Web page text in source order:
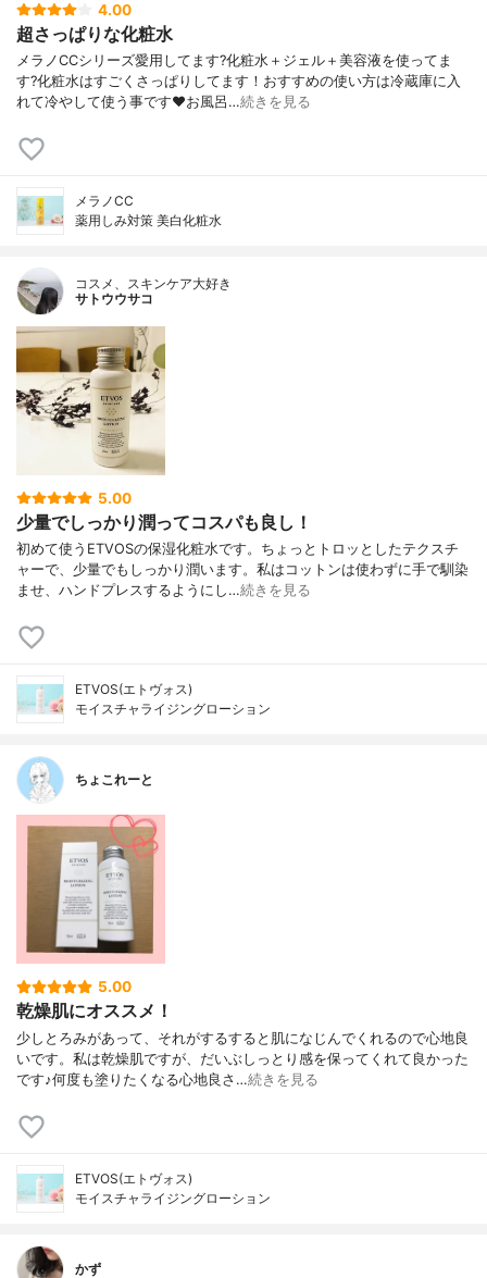
4.00
超さっぱりな化粧水
メラノCCシリーズ愛用してます?化粧水＋ジェル＋美容液を使ってま
す?化粧水はすごくさっぱりしてます！おすすめの使い方は冷蔵庫に入
れて冷やして使う事です❤️お風呂…続きを見る
メラノCC
薬用しみ対策 美白化粧水
コスメ、スキンケア大好き
サトウウサコ
5.00
少量でしっかり潤ってコスパも良し！
初めて使うETVOSの保湿化粧水です。ちょっとトロッとしたテクスチ
ャーで、少量でもしっかり潤います。私はコットンは使わずに手で馴染
ませ、ハンドプレスするようにし…続きを見る
ETVOS(エトヴォス)
モイスチャライジングローション
ちょこれーと
5.00
乾燥肌にオススメ！
少しとろみがあって、それがするすると肌になじんでくれるので心地良
いです。私は乾燥肌ですが、だいぶしっとり感を保ってくれて良かった
です♪何度も塗りたくなる心地良さ…続きを見る
ETVOS(エトヴォス)
モイスチャライジングローション
かず